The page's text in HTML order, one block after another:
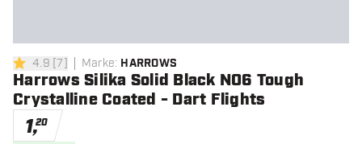
4.9 Bewertungssterne
4.9 [7] Marke: HARROWS
Harrows Silika Solid Black NO6 Tough
Crystalline Coated - Dart Flights
1,20